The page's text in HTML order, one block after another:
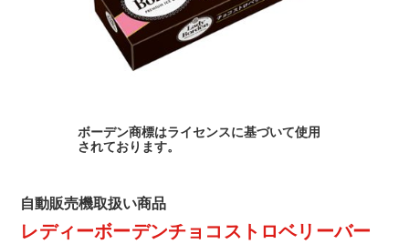
ー
ボーデン商標はライセンスに基づいて使用
されております。
自
販
自動販売機取扱い商品
レディーボーデンチョコストロベリーバー